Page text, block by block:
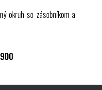
okruh so zásobníkom a